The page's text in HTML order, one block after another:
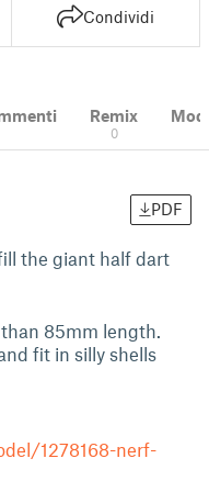
Condividi
Remix
0
PDF
the giant half dart
85mm length.
fit in silly shells
1278168-nerf-